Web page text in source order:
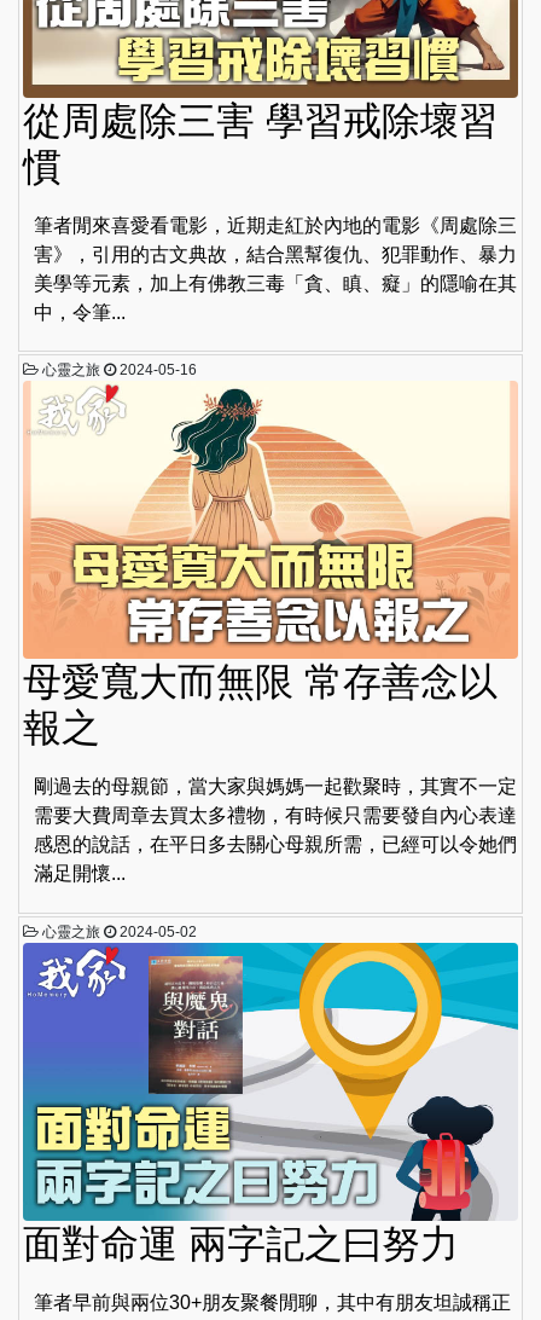
從周處除三害 學習戒除壞習
慣
筆者閒來喜愛看電影，近期走紅於內地的電影《周處除三
害》，引用的古文典故，結合黑幫復仇、犯罪動作、暴力
美學等元素，加上有佛教三毒「貪、瞋、癡」的隱喻在其
中，令筆...
心靈之旅 2024-05-16
母愛寬大而無限 常存善念以
報之
剛過去的母親節，當大家與媽媽一起歡聚時，其實不一定
需要大費周章去買太多禮物，有時候只需要發自內心表達
感恩的說話，在平日多去關心母親所需，已經可以令她們
滿足開懷...
心靈之旅 2024-05-02
面對命運 兩字記之曰努力
筆者早前與兩位30+朋友聚餐閒聊，其中有朋友坦誠稱正